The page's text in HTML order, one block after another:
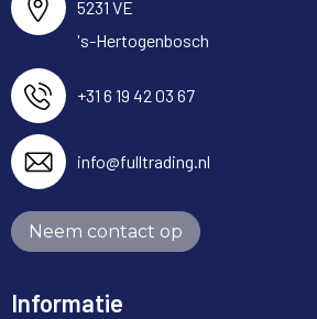
5231 VE
's-Hertogenbosch
+31 6 19 42 03 67
info@fulltrading.nl
Neem contact op
Informatie